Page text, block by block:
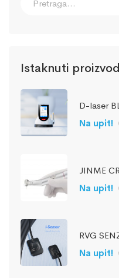
Istaknuti
D-laser
Na upit!
JINME
Na upit!
RVG
Na upit!